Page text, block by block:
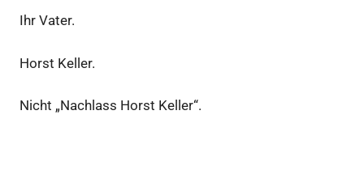
Ihr Vater.
Horst Keller.
Nicht „Nachlass Horst Keller“.